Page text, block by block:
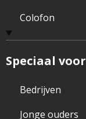
Colofon
Speciaal voor
Bedrijven
Jonge ouders